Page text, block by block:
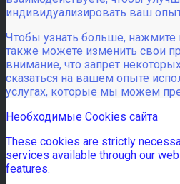
индивидуализировать ваш
Чтобы узнать больше, нажмите
также можете изменить свои
внимание, что запрет
сказаться на вашем опыте
услугах, которые мы можем
Необходимые Cookies сайта
These cookies are strictly
services available through our
features.